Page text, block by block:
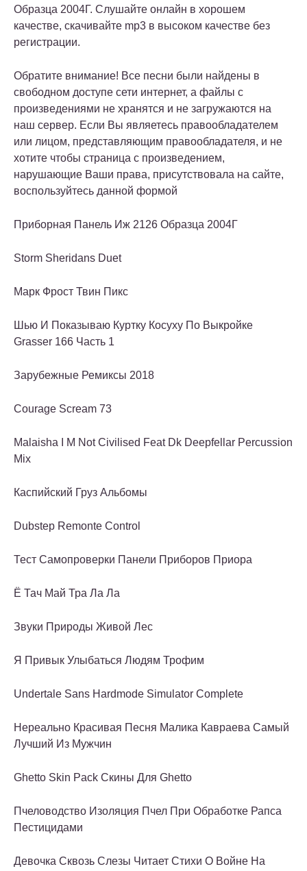
Образца 2004Г. Слушайте онлайн в хорошем
качестве, скачивайте mp3 в высоком качестве без
регистрации.
Обратите внимание! Все песни были найдены в
свободном доступе сети интернет, а файлы с
произведениями не хранятся и не загружаются на
наш сервер. Если Вы являетесь правообладателем
или лицом, представляющим правообладателя, и не
хотите чтобы страница с произведением,
нарушающие Ваши права, присутствовала на сайте,
воспользуйтесь данной формой
Приборная Панель Иж 2126 Образца 2004Г
Storm Sheridans Duet
Марк Фрост Твин Пикс
Шью И Показываю Куртку Косуху По Выкройке
Grasser 166 Часть 1
Зарубежные Ремиксы 2018
Courage Scream 73
Malaisha I M Not Civilised Feat Dk Deepfellar Percussion
Mix
Каспийский Груз Альбомы
Dubstep Remonte Control
Тест Самопроверки Панели Приборов Приора
Ё Тач Май Тра Ла Ла
Звуки Природы Живой Лес
Я Привык Улыбаться Людям Трофим
Undertale Sans Hardmode Simulator Complete
Нереально Красивая Песня Малика Кавраева Самый
Лучший Из Мужчин
Ghetto Skin Pack Скины Для Ghetto
Пчеловодство Изоляция Пчел При Обработке Рапса
Пестицидами
Девочка Сквозь Слезы Читает Стихи О Войне На